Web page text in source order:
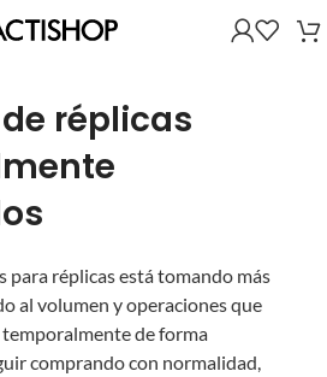
réplicas
para réplicas está tomando más
al volumen y operaciones que
de forma
comprando con normalidad,